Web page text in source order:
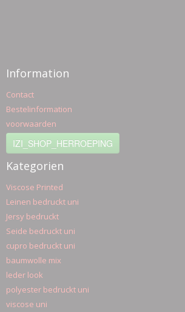
Information
Contact
Bestelinformation
voorwaarden
IZI_SHOP_HERROEPING
Kategorien
Viscose Printed
Leinen bedruckt uni
Jersy bedruckt
Seide bedruckt uni
cupro bedruckt uni
baumwolle mix
leder look
polyester bedruckt uni
viscose uni